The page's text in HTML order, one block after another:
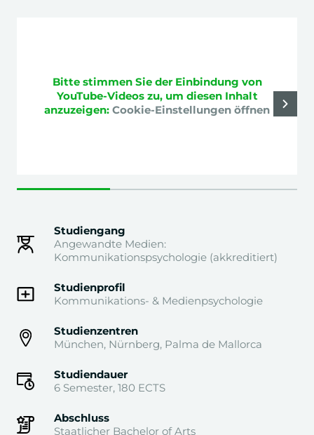
Bitte stimmen Sie der Einbindung von
YouTube-Videos zu, um diesen Inhalt
anzuzeigen: Cookie-Einstellungen öffnen
Studiengang
Angewandte Medien:
Kommunikationspsychologie (akkreditiert)
Studienprofil
Kommunikations- & Medienpsychologie
Studienzentren
München, Nürnberg, Palma de Mallorca
Studiendauer
6 Semester, 180 ECTS
Abschluss
Staatlicher Bachelor of Arts